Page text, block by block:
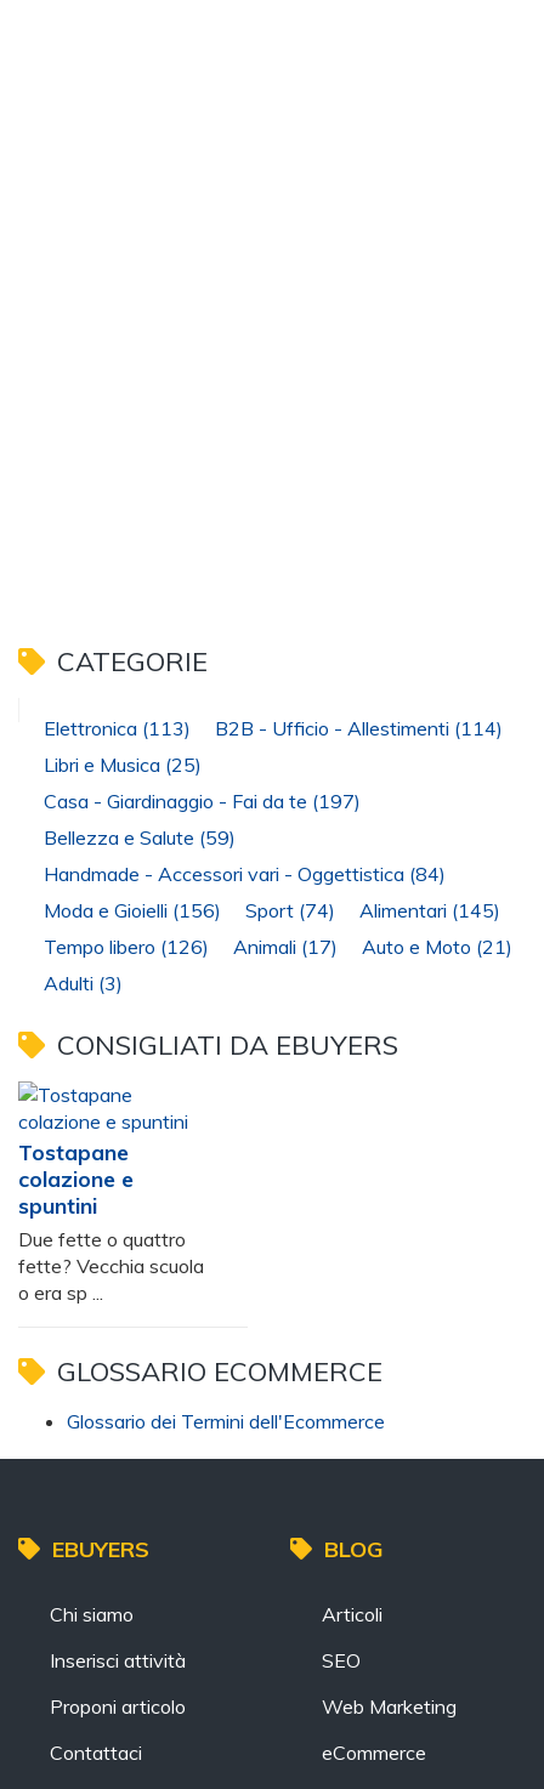
CATEGORIE
Elettronica (113) B2B - Ufficio - Allestimenti (114)
Libri e Musica (25)
Casa - Giardinaggio - Fai da te (197)
Bellezza e Salute (59)
Handmade - Accessori vari - Oggettistica (84)
Moda e Gioielli (156) Sport (74) Alimentari (145)
Tempo libero (126) Animali (17) Auto e Moto (21)
Adulti (3)
CONSIGLIATI DA EBUYERS
Tostapane
colazione e
spuntini
Due fette o quattro
fette? Vecchia scuola
o era sp ...
GLOSSARIO ECOMMERCE
Glossario dei Termini dell'Ecommerce
EBUYERS
Chi siamo
Inserisci attività
Proponi articolo
Contattaci
BLOG
Articoli
SEO
Web Marketing
eCommerce